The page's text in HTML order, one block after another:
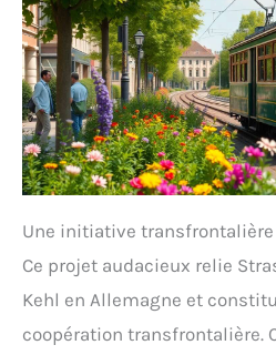
Une initiative transfrontalière
Ce projet audacieux relie
Kehl en Allemagne et
coopération transfrontalière.